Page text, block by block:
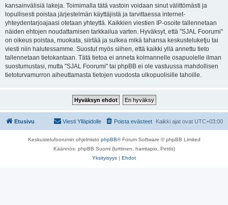
kansainvälisiä lakeja. Toimimalla tätä vastoin voidaan sinut välittömästi ja
lopullisesti poistaa järjestelmän käyttäjistä ja tarvittaessa internet-
yhteydentarjoajaasi otetaan yhteyttä. Kaikkien viestien IP-osoite tallennetaan
näiden ehtojen noudattamisen tarkkailua varten. Hyväksyt, että "SJAL Foorumi"
on oikeus poistaa, muokata, siirtää ja sulkea mikä tahansa keskusteluketju tai
viesti niin halutessamme. Suostut myös siihen, että kaikki yllä annettu tieto
tallennetaan tietokantaan. Tätä tietoa ei anneta kolmannelle osapuolelle ilman
suostumustasi, mutta "SJAL Foorumi" tai phpBB ei ole vastuussa mahdollisen
tietoturvamurron aiheuttamasta tietojen vuodosta ulkopuolisille tahoille.
Etusivu Kaikki ajat ovat UTC+03:00
Poista evästeet
Viesti Ylläpidolle
Keskustelufoorumin ohjelmisto phpBB® Forum Software © phpBB Limited
Käännös: phpBB Suomi (lurttinen, harritapio, Pettis)
Yksityisyys | Ehdot